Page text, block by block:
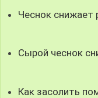
Чеснок снижает
Сырой чеснок
Как засолить